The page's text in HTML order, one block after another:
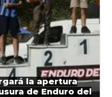
la apertura
de Enduro del